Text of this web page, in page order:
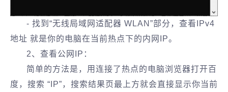
- 找到“无线局域网适配器 WLAN”部分，查看IPv4
地址 就是你的电脑在当前热点下的内网IP。
2、查看公网IP：
简单的方法是，用连接了热点的电脑浏览器打开百
度，搜索 “IP”，搜索结果页最上方就会直接显示你当前